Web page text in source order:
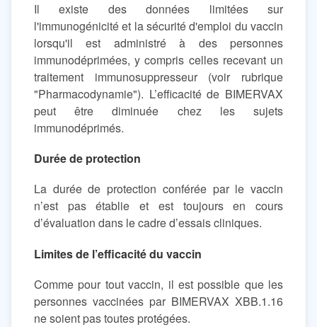
Il existe des données limitées sur
l'immunogénicité et la sécurité d'emploi du vaccin
lorsqu'il est administré à des personnes
immunodéprimées, y compris celles recevant un
traitement immunosuppresseur (voir rubrique
"Pharmacodynamie"). L’efficacité de BIMERVAX
peut être diminuée chez les sujets
immunodéprimés.
Durée de protection
La durée de protection conférée par le vaccin
n’est pas établie et est toujours en cours
d’évaluation dans le cadre d’essais cliniques.
Limites de l’efficacité du vaccin
Comme pour tout vaccin, il est possible que les
personnes vaccinées par BIMERVAX XBB.1.16
ne soient pas toutes protégées.